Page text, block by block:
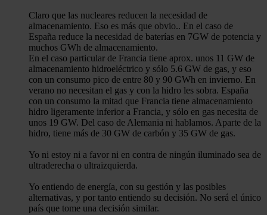
Claro que las nucleares reducen la necesidad de
almacenamiento. Eso es más que obvio.. En el caso de
España reduce la necesidad de baterías en 7GW de potencia y
muchos GWh de almacenamiento.
En el caso particular de Francia tiene aprox. unos 11 GW de
almacenamiento hidroeléctrico y sólo 5.6 GW de gas, y eso
con un consumo pico de entre 80 y 90 GWh en invierno. En
verano no necesitan el gas y con la hidro les sobra. España
con un consumo la mitad que Francia tiene almacenamiento
hidro ligeramente inferior a Francia, y sólo en gas necesita de
unos 19 GW. Del caso de Alemania ni hablamos. Aparte de la
hidro, tiene más de 30 GW de carbón y 35 GW de gas.
Yo ni estoy ni a favor ni en contra de ningún iluminado sea de
ultraderecha o ultraizquierda.
Yo entiendo de energía, con su gestión y las posibles
alternativas, y por tanto entiendo su decisión. No será el único
país que tome una decisión similar.